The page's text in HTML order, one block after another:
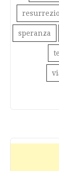
speranza